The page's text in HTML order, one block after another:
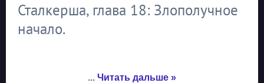
Сталкерша, глава 18: Злополучное
начало.
... Читать дальше »